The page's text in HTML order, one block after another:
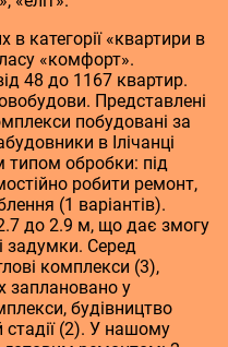
в категорії «квартири в
«комфорт».
48 до 1167 квартир.
Представлені
побудовані за
в Ілічанці
типом обробки: під
робити ремонт,
(1 варіантів).
до 2.9 м, що дає змогу
задумки. Серед
комплекси (3),
заплановано у
будівництво
стадії (2). У нашому